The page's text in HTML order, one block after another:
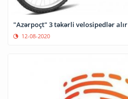
"Azərpoçt" 3 təkərli velosipedlər alır
12-08-2020